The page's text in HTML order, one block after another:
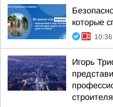
которые
10:36
Игорь